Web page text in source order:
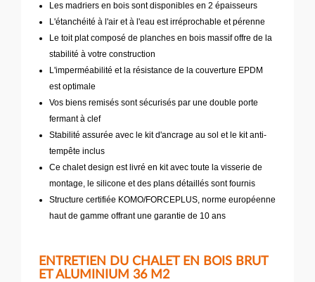
Les madriers en bois sont disponibles en 2 épaisseurs
L'étanchéité à l'air et à l'eau est irréprochable et pérenne
Le toit plat composé de planches en bois massif offre de la
stabilité à votre construction
L'imperméabilité et la résistance de la couverture EPDM
est optimale
Vos biens remisés sont sécurisés par une double porte
fermant à clef
Stabilité assurée avec le kit d'ancrage au sol et le kit anti-
tempête inclus
Ce chalet design est livré en kit avec toute la visserie de
montage, le silicone et des plans détaillés sont fournis
Structure certifiée KOMO/FORCEPLUS, norme européenne
haut de gamme offrant une garantie de 10 ans
ENTRETIEN DU CHALET EN BOIS BRUT
ET ALUMINIUM 36 M2